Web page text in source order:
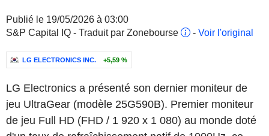
Publié le 19/05/2026 à 03:00
S&P Capital IQ - Traduit par Zonebourse
- Voir l'original
LG ELECTRONICS INC. +5,59 %
LG Electronics a présenté son dernier moniteur de
jeu UltraGear (modèle 25G590B). Premier moniteur
de jeu Full HD (FHD / 1 920 x 1 080) au monde doté